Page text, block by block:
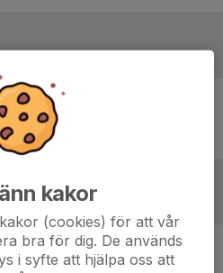
ifylld
skrivet
kakor
(cookies) för att vår
bra för dig. De används
i syfte att hjälpa oss att